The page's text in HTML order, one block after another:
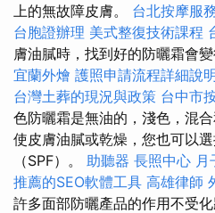
上的無故障皮膚。 台北按摩服
台胞證辦理 美式整復技術課程
膚油膩時，找到好的防曬霜會
宜蘭外燴 護照申請流程詳細說
台灣土葬的現況與政策 台中市
色防曬霜是無油的，淺色，混
使皮膚油膩或乾燥，您也可以
（SPF）。 助聽器 長照中心 月
推薦的SEO軟體工具 高雄律師
許多面部防曬產品的作用不受化